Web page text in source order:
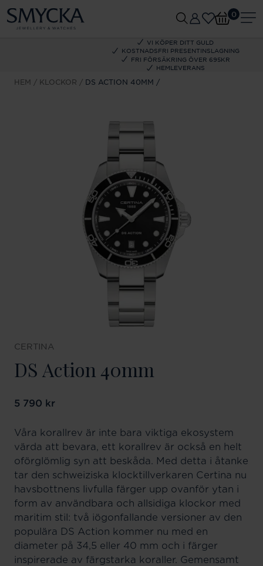
VI KÖPER DITT GULD
KOSTNADSFRI PRESENTINSLAGNING
FRI FÖRSÄKRING ÖVER 695KR
HEMLEVERANS
0
HEM KLOCKOR DS ACTION 40MM
CERTINA
DS Action 40mm
Pris:5 790 kr
5 790 kr
Våra korallrev är inte bara viktiga ekosystem
värda att bevara, ett korallrev är också en helt
oförglömlig syn att beskåda. Med detta i åtanke
tar den schweiziska klocktillverkaren Certina nu
havsbottnens livfulla färger upp ovanför ytan i
form av användbara och allsidiga klockor med
maritim stil: två iögonfallande versioner av den
populära DS Action kommer nu med en
diameter på 34,5 eller 40 mm och i färger
inspirerade av färgstarka koraller. Gemensamt